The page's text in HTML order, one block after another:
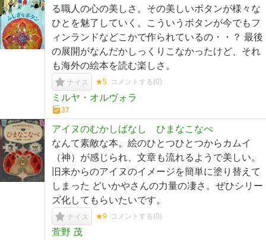
る職人の心の美しさ。その美しいボタンが様々な
ひとを魅了していく。こういうボタンが今でもフ
ィンランドなどこかで作られているの・・？ 最後
の展開がなんだかしっくりこなかったけど、それ
も海外の絵本を読む楽しさ。
ナイス ★5 コメントする(0)
ミルヤ・オルヴォラ
37
アイヌのむかしばなし ひまなこなべ
なんて素敵な本。絵のひとつひとつからカムイ
（神）が感じられ、文章も流れるようで美しい。
旧来からのアイヌのイメージを簡単に塗り替えて
しまった どいかやさんの力量の凄さ。ぜひシリー
ズ化してもらいたいです。
ナイス ★9 コメントする(0)
萱野 茂